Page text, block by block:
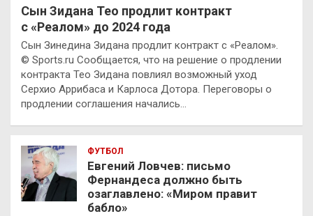
Сын Зидана Тео продлит контракт
с «Реалом» до 2024 года
Сын Зинедина Зидана продлит контракт с «Реалом».
© Sports.ru Сообщается, что на решение о продлении
контракта Тео Зидана повлиял возможный уход
Серхио Аррибаса и Карлоса Дотора. Переговоры о
продлении соглашения начались…
ФУТБОЛ
Евгений Ловчев: письмо
Фернандеса должно быть
озаглавлено: «Миром правит
бабло»